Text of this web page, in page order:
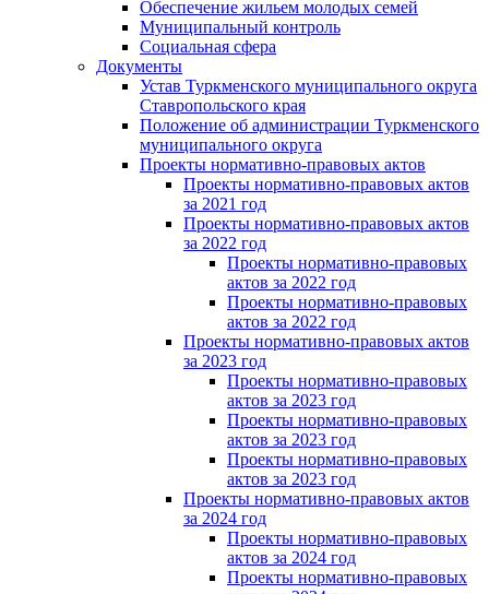
Обеспечение жильем молодых семей
Муниципальный контроль
Социальная сфера
Документы
Устав Туркменского муниципального округа
Ставропольского края
Положение об администрации Туркменского
муниципального округа
Проекты нормативно-правовых актов
Проекты нормативно-правовых актов
за 2021 год
Проекты нормативно-правовых актов
за 2022 год
Проекты нормативно-правовых
актов за 2022 год
Проекты нормативно-правовых
актов за 2022 год
Проекты нормативно-правовых актов
за 2023 год
Проекты нормативно-правовых
актов за 2023 год
Проекты нормативно-правовых
актов за 2023 год
Проекты нормативно-правовых
актов за 2023 год
Проекты нормативно-правовых актов
за 2024 год
Проекты нормативно-правовых
актов за 2024 год
Проекты нормативно-правовых